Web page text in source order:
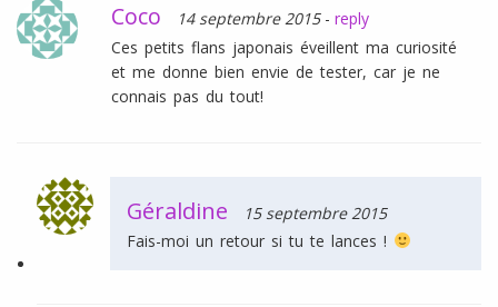
Coco 14 septembre 2015 - reply
Ces petits flans japonais éveillent ma curiosité
et me donne bien envie de tester, car je ne
connais pas du tout!
Géraldine
15 septembre 2015
Fais-moi un retour si tu te lances !